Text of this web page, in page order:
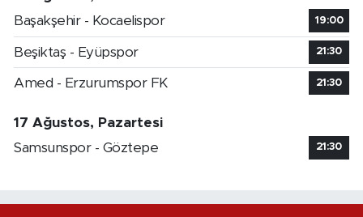
Başakşehir - Kocaelispor
19:00
Beşiktaş - Eyüpspor 21:30
Amed - Erzurumspor FK 21:30
17 Ağustos, Pazartesi
Samsunspor - Göztepe
21:30